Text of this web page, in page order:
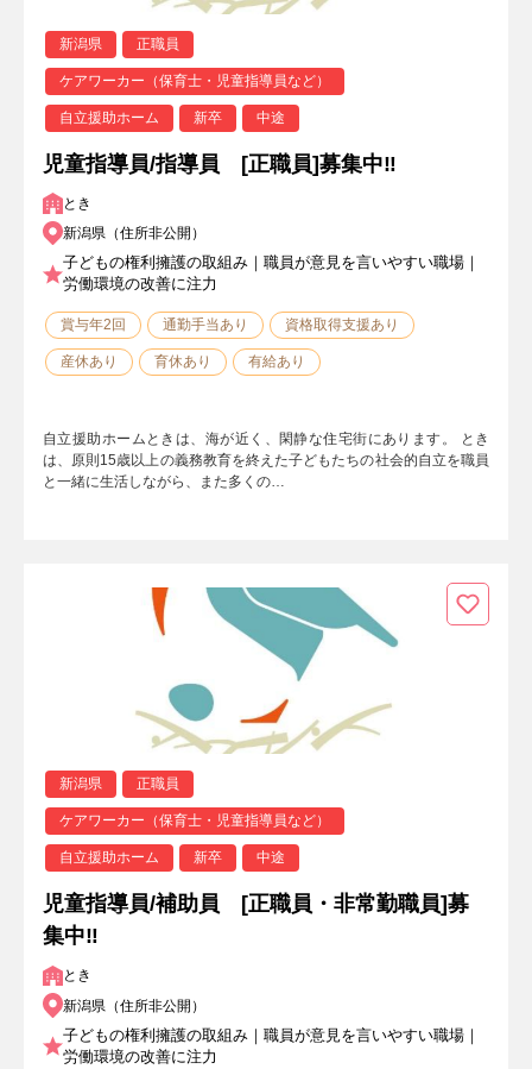
新潟県 正職員
ケアワーカー（保育士・児童指導員など）
自立援助ホーム 新卒 中途
児童指導員/指導員 [正職員]募集中‼
とき
新潟県（住所非公開）
子どもの権利擁護の取組み｜職員が意見を言いやすい職場｜
労働環境の改善に注力
賞与年2回 通勤手当あり 資格取得支援あり
産休あり 育休あり 有給あり
自立援助ホームときは、海が近く、閑静な住宅街にあります。 とき
は、原則15歳以上の義務教育を終えた子どもたちの社会的自立を職員
と一緒に生活しながら、また多くの…
新潟県 正職員
ケアワーカー（保育士・児童指導員など）
自立援助ホーム 新卒 中途
児童指導員/補助員 [正職員・非常勤職員]募
集中‼
とき
新潟県（住所非公開）
子どもの権利擁護の取組み｜職員が意見を言いやすい職場｜
労働環境の改善に注力